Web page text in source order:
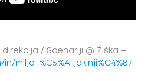
/ Scenariji @ Žiška –
milja-%C5%A1ijakinji%C4%87-